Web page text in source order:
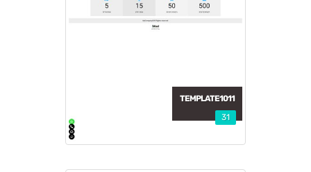
TEMPLATE1011
31